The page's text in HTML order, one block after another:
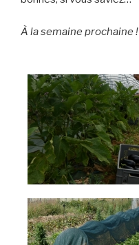
À la semaine prochaine !